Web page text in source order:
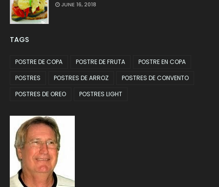
JUNE 16, 2018
TAGS
POSTRE DE COPA POSTRE DE FRUTA
POSTRE EN COPA
POSTRES
POSTRES DE ARROZ
POSTRES DE CONVENTO
POSTRES DE OREO
POSTRES LIGHT